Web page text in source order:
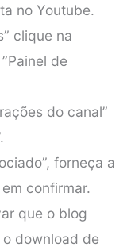
no Youtube.
clique na
de
do canal”
forneça a
confirmar.
que o blog
download de